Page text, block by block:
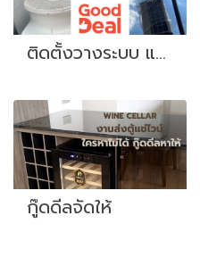
ติดตั้งวางระบบ แอร์ อาคารสูง บ้าน ออฟฟิศ
กู๊ดดีลจัดให้